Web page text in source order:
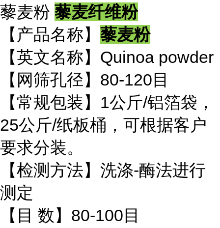
藜麦粉 藜麦纤维粉
【产品名称】 藜麦粉
【英文名称】Quinoa powder
【网筛孔径】80-120目
【常规包装】1公斤/铝箔袋，
25公斤/纸板桶，可根据客户
要求分装。
【检测方法】洗涤-酶法进行
测定
【目 数】80-100目